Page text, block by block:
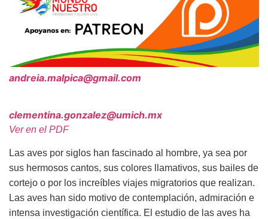
andreia.malpica@gmail.com
clementina.gonzalez@umich.mx
Ver en el PDF
Las aves por siglos han fascinado al hombre, ya sea por
sus hermosos cantos, sus colores llamativos, sus bailes de
cortejo o por los increíbles viajes migratorios que realizan.
Las aves han sido motivo de contemplación, admiración e
intensa investigación científica. El estudio de las aves ha